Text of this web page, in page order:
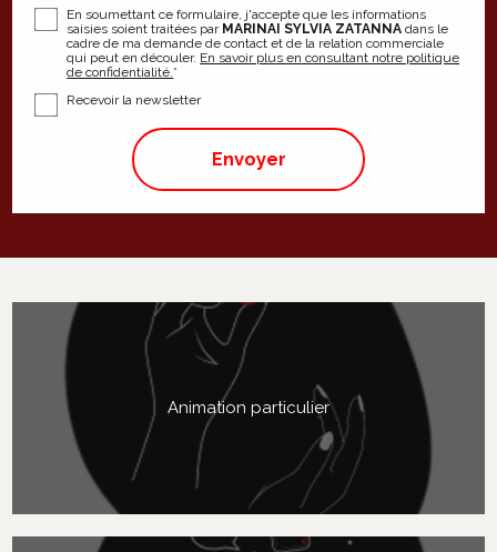
En soumettant ce formulaire, j'accepte que les informations
saisies soient traitées par MARINAI SYLVIA ZATANNA dans le
cadre de ma demande de contact et de la relation commerciale
qui peut en découler. En savoir plus en consultant notre politique
de confidentialité.*
Recevoir la newsletter
Animation particulier